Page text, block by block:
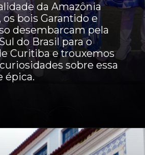
da Amazônia
os bois Garantido e
desembarcam pela
do Brasil para o
Curitiba e trouxemos
sobre essa
épica.